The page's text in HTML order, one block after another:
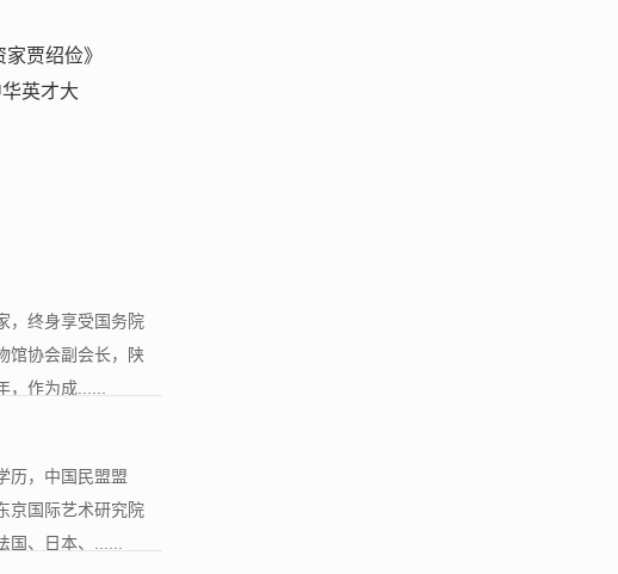
贾绍俭》
英才大
，终身享受国务院
馆协会副会长，陕
作为成......
历，中国民盟盟
京国际艺术研究院
、日本、......